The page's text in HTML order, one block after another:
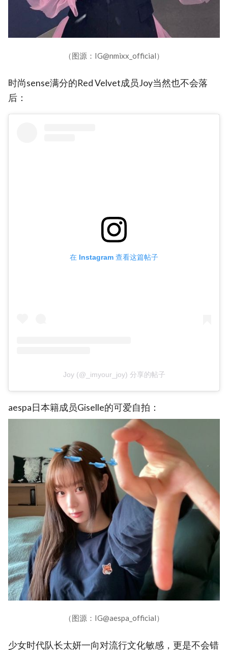
（图源：IG@nmixx_official）
时尚sense满分的Red Velvet成员Joy当然也不会落
后：
在 Instagram 查看这篇帖子
Joy (@_imyour_joy) 分享的帖子
aespa日本籍成员Giselle的可爱自拍：
（图源：IG@aespa_official）
少女时代队长太妍一向对流行文化敏感，更是不会错